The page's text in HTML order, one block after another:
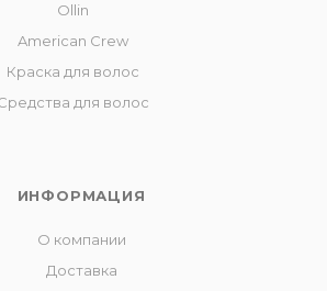
Ollin
American Crew
Краска для волос
для волос
ИНФОРМАЦИЯ
О компании
Доставка